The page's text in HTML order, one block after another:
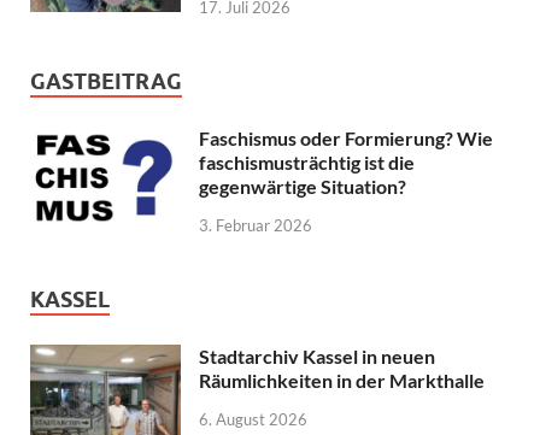
17. Juli 2026
GASTBEITRAG
Faschismus oder Formierung? Wie
faschismusträchtig ist die
gegenwärtige Situation?
3. Februar 2026
KASSEL
Stadtarchiv Kassel in neuen
Räumlichkeiten in der Markthalle
6. August 2026